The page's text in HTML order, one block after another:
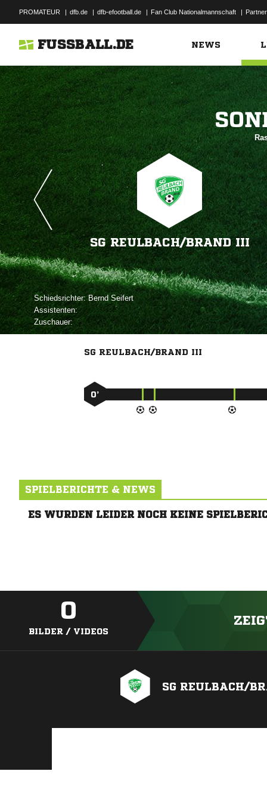
PROMATEUR | dfb.de | dfb-efootball.de | Fan Club Nationalmannschaft | Partner
FUSSBALL.DE NEWS
SG REULBACH/​BRAND III
Schiedsrichter: 
Assistenten:
Zuschauer:
SG REULBACH/BRAND III
0’
SPIELBERICHTE & NEWS
ES WURDEN LEIDER NOCH KEINE
0
BILDER / VIDEOS
SG REULBACH/